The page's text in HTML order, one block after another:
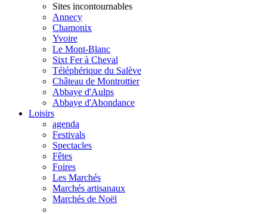
Sites incontournables
Annecy
Chamonix
Yvoire
Le Mont-Blanc
Sixt Fer à Cheval
Téléphérique du Salève
Château de Montrottier
Abbaye d'Aulps
Abbaye d'Abondance
Loisirs
agenda
Festivals
Spectacles
Fêtes
Foires
Les Marchés
Marchés artisanaux
Marchés de Noël